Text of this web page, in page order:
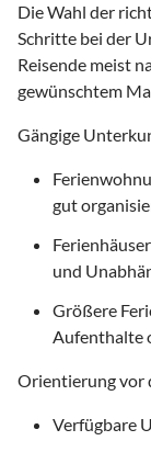
Die Wahl der
Schritte bei der
Reisende meist
gewünschtem
Gängige
gut
und
Größere
Aufenthalte
Orientierung vor
Verfügbare